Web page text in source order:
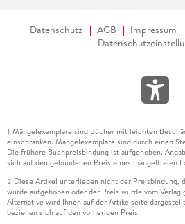
Datenschutz AGB Impressum
1 Mängelexemplare sind Bücher mit leichten
einschränken. Mängelexemplare sind durch einen
Die frühere Buchpreisbindung ist aufgehoben.
sich auf den gebundenen Preis eines mangelfreien
2 Diese Artikel unterliegen nicht der Preisbindung,
wurde aufgehoben oder der Preis wurde vom
Alternative wird Ihnen auf der Artikelseite
beziehen sich auf den vorherigen Preis.